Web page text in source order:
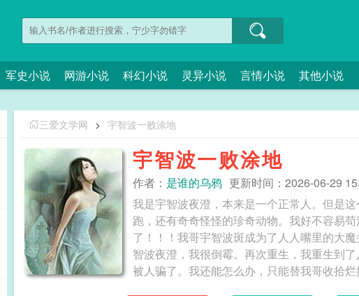
军史小说 网游小说 科幻小说 灵异小说 言情小说 其他小说
三爱文学网 > 宇智波一败涂地
宇智波一败涂地
作者： 是谁的乌鸦 更新时间：2026-06-29
我是宇智波夜澄，本来是一个正常人。但是
跑，还有奇奇怪怪的珍奇动物。我好不容易
了！！！我哥宇智波斑成为了人人嘴里的大
智波夜澄，我很倒霉。再次重生，我重生到
被人骗了。我还能怎么办，只能替我哥收拾